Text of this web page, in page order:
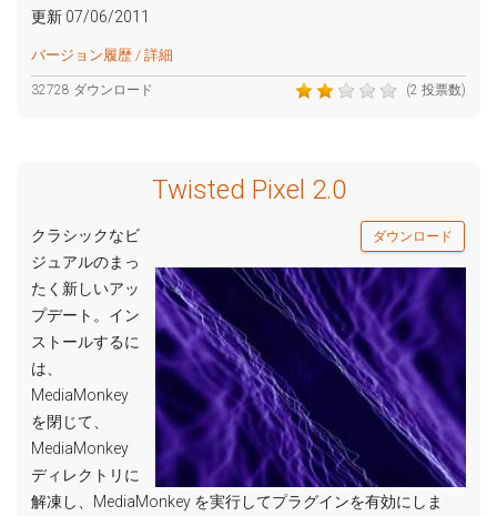
更新 07/06/2011
バージョン履歴 / 詳細
(2 投票数)
32728 ダウンロード
Twisted Pixel 2.0
ダウンロード
クラシックなビ
ジュアルのまっ
たく新しいアッ
プデート。イン
ストールするに
は、
MediaMonkey
を閉じて、
MediaMonkey
ディレクトリに
解凍し、MediaMonkey を実行してプラグインを有効にしま